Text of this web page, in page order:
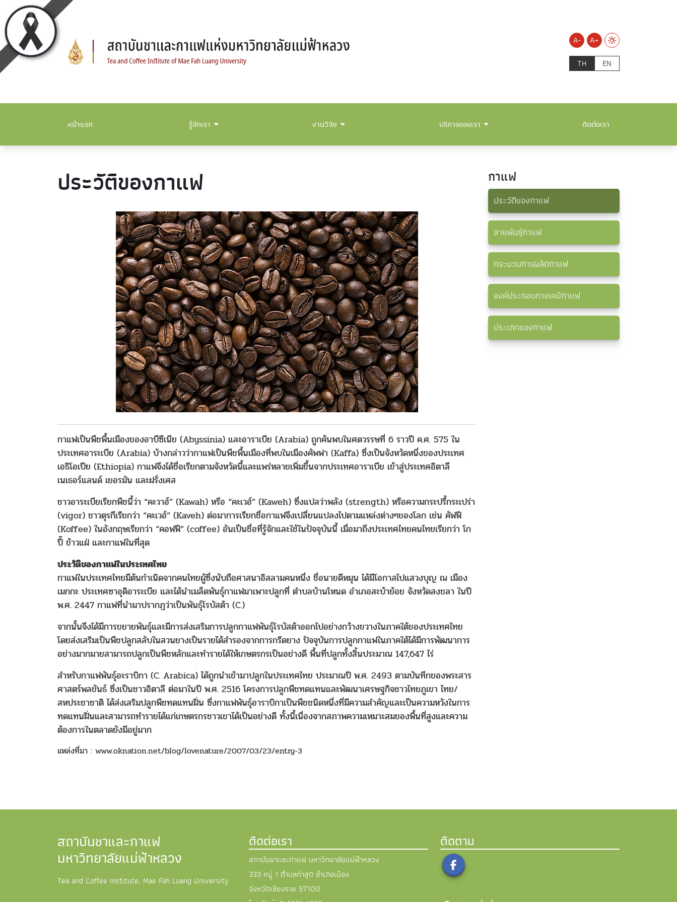
A-
A+
TH
EN
หน้าแรก รู้จักเรา งานวิจัย บริการของเรา ติดต่อเรา
ประวัติของกาแฟ
กาแฟเป็นพืชพื้นเมืองของอาบีซีเนีย (Abyssinia) และอาราเบีย (Arabia) ถูกค้นพบในศตวรรษที่ 6 ราวปี ค.ศ. 575 ใน
ประเทศอาระเบีย (Arabia) บ้างกล่าวว่ากาแฟเป็นพืชพื้นเมืองที่พบในเมืองคัพฟา (Kaffa) ซึ่งเป็นจังหวัดหนึ่งของประเทศ
เอธิโอเปีย (Ethiopia) กาแฟจึงได้ชื่อเรียกตามจังหวัดนี้และแพร่หลายเพิ่มขึ้นจากประเทศอาราเบีย เข้าสู่ประเทศอิตาลี
เนเธอร์แลนด์ เยอรมัน และฝรั่งเศส
ชาวอาระเบียเรียกพืชนี้ว่า “คะวาฮ์” (Kawah) หรือ “คะเวฮ์” (Kaweh) ซึ่งแปลว่าพลัง (strength) หรือความกระปรี้กระเปร่า
(vigor) ชาวตุรกีเรียกว่า “คะเวฮ์” (Kaveh) ต่อมาการเรียกชื่อกาแฟจึงเปลี่ยนแปลงไปตามแหล่งต่างๆของโลก เช่น คัฟฟี
(Koffee) ในอังกฤษเรียกว่า “คอฟฟี” (coffee) อันเป็นชื่อที่รู้จักและใช้ในปัจจุบันนี้ เมื่อมาถึงประเทศไทยคนไทยเรียกว่า โก
ปี๊ ข้าวแฝ่ และกาแฟในที่สุด
ประวัติของกาแฟในประเทศไทย
กาแฟในประเทศไทยมีต้นกำเนิดจากคนไทยผู้ซึ่งนับถือศาสนาอิสลามคนหนึ่ง ชื่อนายดีหมุน ได้มีโอกาสไปแสวงบุญ ณ เมือง
เมกกะ ประเทศซาอุดิอาระเบีย และได้นำเมล็ดพันธุ์กาแฟมาเพาะปลูกที่ ตำบลบ้านโหนด อำเภอสะบ้าย้อย จังหวัดสงขลา ในปี
พ.ศ. 2447 กาแฟที่นำมาปรากฏว่าเป็นพันธุ์โรบัสต้า (C.)
จากนั้นจึงได้มีการขยายพันธุ์และมีการส่งเสริมการปลูกกาแฟพันธุ์โรบัสต้าออกไปอย่างกว้างขวางในภาคใต้ของประเทศไทย
โดยส่งเสริมเป็นพืชปลูกสลับในสวนยางเป็นรายได้สำรองจากการกรีดยาง ปัจจุบันการปลูกกาแฟในภาคใต้ได้มีการพัฒนาการ
อย่างมากมายสามารถปลูกเป็นพืชหลักและทำรายได้ให้เกษตรกรเป็นอย่างดี พื้นที่ปลูกทั้งสิ้นประมาณ 147,647 ไร่
สำหรับกาแฟพันธุ์อะราบิกา (C. Arabica) ได้ถูกนำเข้ามาปลูกในประเทศไทย ประมาณปี พ.ศ. 2493 ตามบันทึกของพระสาร
ศาสตร์พลขันธ์ ซึ่งเป็นชาวอิตาลี ต่อมาในปี พ.ศ. 2516 โครงการปลูกพืชทดแทนและพัฒนาเศรษฐกิจชาวไทยภูเขา ไทย/
สหประชาชาติ ได้ส่งเสริมปลูกพืชทดแทนฝิ่น ซึ่งกาแฟพันธุ์อาราบิกาเป็นพืชชนิดหนึ่งที่มีความสำคัญและเป็นความหวังในการ
ทดแทนฝิ่นและสามารถทำรายได้แก่เกษตรกรชาวเขาได้เป็นอย่างดี ทั้งนี้เนื่องจากสภาพความเหมาะสมของพื้นที่สูงและความ
ต้องการในตลาดยังมีอยู่มาก
แหล่งที่มา : www.oknation.net/blog/lovenature/2007/03/23/entry-3
กาแฟ
ประวัติของกาแฟ
สายพันธุ์กาแฟ
กระบวนการผลิตกาแฟ
องค์ประกอบทางเคมีกาแฟ
ประเภทของกาแฟ
สถาบันชาและกาแฟ
มหาวิทยาลัยแม่ฟ้าหลวง
Tea and Coffee Institute, Mae Fah Luang University
ติดต่อเรา
สถาบันชาและกาแฟ มหาวิทยาลัยแม่ฟ้าหลวง
333 หมู่ 1 ตำบลท่าสุด อำเภอเมือง
จังหวัดเชียงราย 57100
ติดตาม